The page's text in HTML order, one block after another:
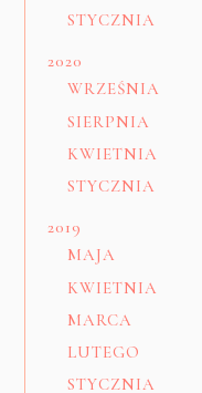
STYCZNIA
2020
WRZEŚNIA
SIERPNIA
KWIETNIA
STYCZNIA
2019
MAJA
KWIETNIA
MARCA
LUTEGO
STYCZNIA